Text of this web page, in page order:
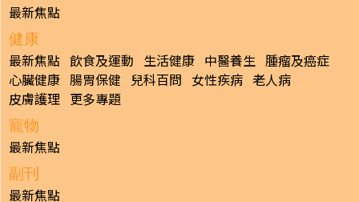
最新焦點
健康
最新焦點 飲食及運動 生活健康 中醫養生 腫瘤及癌症
心臟健康 腸胃保健 兒科百問 女性疾病 老人病
皮膚護理 更多專題
寵物
最新焦點
副刊
最新焦點